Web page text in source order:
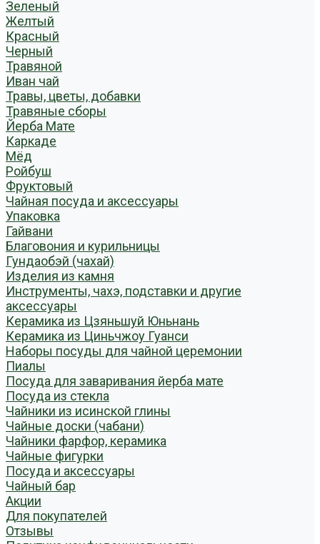
Зеленый
Желтый
Красный
Черный
Травяной
Иван чай
Травы, цветы, добавки
Травяные сборы
Йерба Мате
Каркаде
Мёд
Ройбуш
Фруктовый
Чайная посуда и аксессуары
Упаковка
Гайвани
Благовония и курильницы
Гундаобэй (чахай)
Изделия из камня
Инструменты, чахэ, подставки и другие
аксессуары
Керамика из Цзяньшуй Юньнань
Керамика из Циньчжоу Гуанси
Наборы посуды для чайной церемонии
Пиалы
Посуда для заваривания йерба мате
Посуда из стекла
Чайники из исинской глины
Чайные доски (чабани)
Чайники фарфор, керамика
Чайные фигурки
Посуда и аксессуары
Чайный бар
Акции
Для покупателей
Отзывы